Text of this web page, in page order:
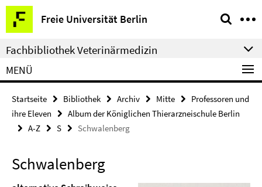
Springe
direkt
zu
Inhalt
Freie Universität Berlin
Service-
Navigation
Fachbibliothek Veterinärmedizin
MENÜ
Startseite Bibliothek Archiv Mitte
Professoren und
ihre Eleven
Album der Königlichen Thierarzneischule Berlin
A-Z
S Schwalenberg
Schwalenberg